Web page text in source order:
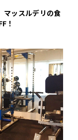
マッスルデリの食
！